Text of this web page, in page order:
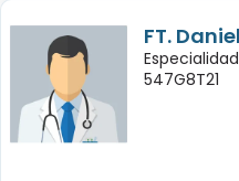
FT.
547G8T21